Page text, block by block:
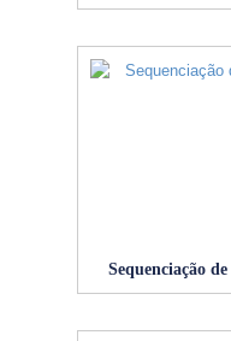
Sequenciação